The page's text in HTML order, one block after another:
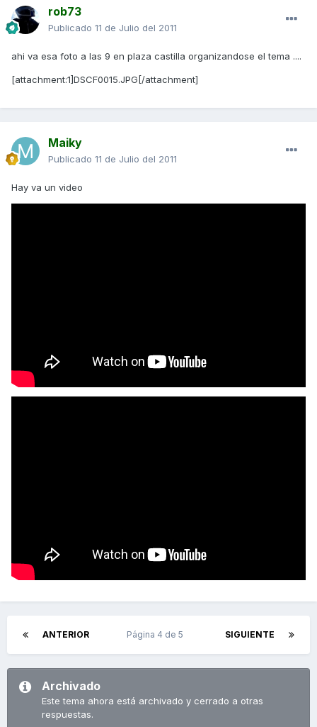
rob73
Publicado 11 de Julio del 2011
ahi va esa foto a las 9 en plaza castilla organizandose el tema ....
[attachment:1]DSCF0015.JPG[/attachment]
Maiky
Publicado 11 de Julio del 2011
Hay va un video
ANTERIOR SIGUIENTE
Página 4 de 5
Archivado
Este tema ahora está archivado y cerrado a otras
respuestas.